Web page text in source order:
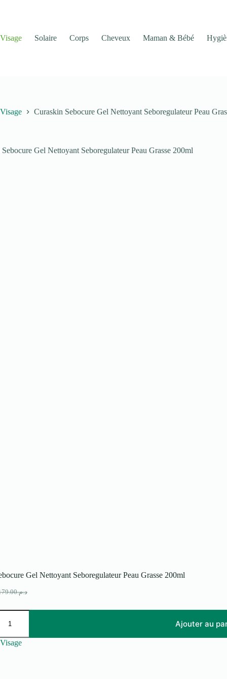
Visage Solaire Corps Cheveux Maman & Bébé
Visage Curaskin Sebocure Gel Nettoyant Seboregulateur Peau
Gel Nettoyant Seboregulateur Peau Grasse 200ml
د.م.
:
Ajouter au
Visage